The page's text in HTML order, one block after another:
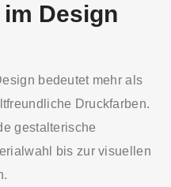
Design
bedeutet mehr als
Druckfarben.
gestalterische
bis zur visuellen